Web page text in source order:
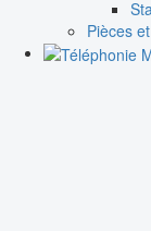
Pièces